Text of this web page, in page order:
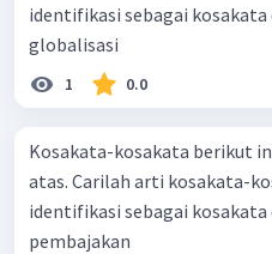
identifikasi sebagai
globalisasi
1 0.0
Kosakata-kosakata berikut
atas. Carilah arti kosakata-
identifikasi sebagai
pembajakan